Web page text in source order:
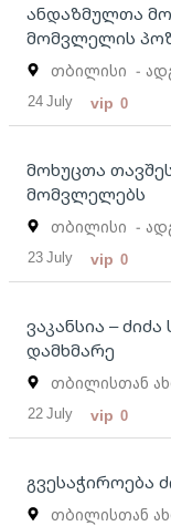
ანდაზმულთა
მომვლელის
თბილისი -
24 July vip 0
მოხუცთა
მომვლელებს
თბილისი -
23 July vip 0
ვაკანსია –
დამხმარე
თბილისთან
22 July vip 0
გვესაჭიროება
თბილისთან